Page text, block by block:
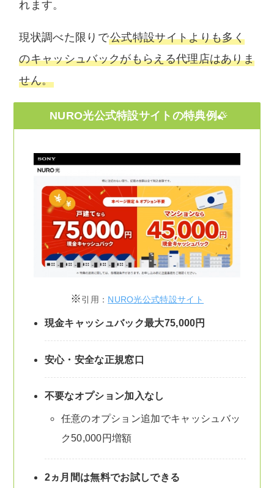
れます。
現状調べた限りで公式特設サイトよりも多く
のキャッシュバックがもらえる代理店はありま
せん。
NURO光公式特設サイトの特典例
※引用： NURO光公式特設サイト
現金キャッシュバック最大75,000円
安心・安全な正規窓口
不要なオプション加入なし
任意のオプション追加でキャッシュバッ
ク50,000円増額
2ヵ月間は無料でお試しできる